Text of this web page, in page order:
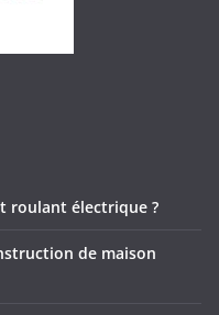
roulant électrique ?
de maison